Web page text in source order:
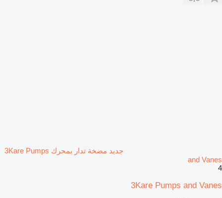
جديد مضخة تدار بمحرك 3Kare Pumps
and Vanes
4
3Kare Pumps and Vanes